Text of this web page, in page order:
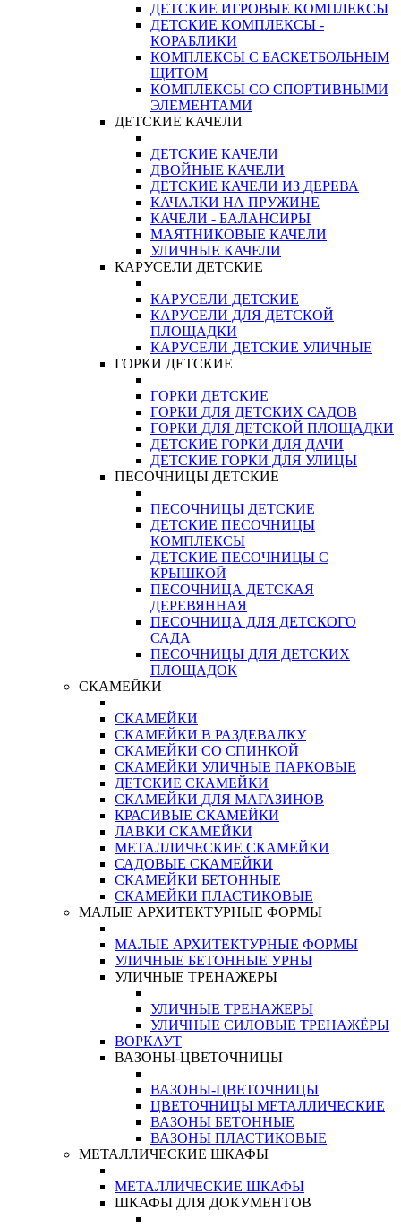
ДЕТСКИЕ ИГРОВЫЕ КОМПЛЕКСЫ
ДЕТСКИЕ КОМПЛЕКСЫ -
КОРАБЛИКИ
КОМПЛЕКСЫ С БАСКЕТБОЛЬНЫМ
ЩИТОМ
КОМПЛЕКСЫ СО СПОРТИВНЫМИ
ЭЛЕМЕНТАМИ
ДЕТСКИЕ КАЧЕЛИ
ДЕТСКИЕ КАЧЕЛИ
ДВОЙНЫЕ КАЧЕЛИ
ДЕТСКИЕ КАЧЕЛИ ИЗ ДЕРЕВА
КАЧАЛКИ НА ПРУЖИНЕ
КАЧЕЛИ - БАЛАНСИРЫ
МАЯТНИКОВЫЕ КАЧЕЛИ
УЛИЧНЫЕ КАЧЕЛИ
КАРУСЕЛИ ДЕТСКИЕ
КАРУСЕЛИ ДЕТСКИЕ
КАРУСЕЛИ ДЛЯ ДЕТСКОЙ
ПЛОЩАДКИ
КАРУСЕЛИ ДЕТСКИЕ УЛИЧНЫЕ
ГОРКИ ДЕТСКИЕ
ГОРКИ ДЕТСКИЕ
ГОРКИ ДЛЯ ДЕТСКИХ САДОВ
ГОРКИ ДЛЯ ДЕТСКОЙ ПЛОЩАДКИ
ДЕТСКИЕ ГОРКИ ДЛЯ ДАЧИ
ДЕТСКИЕ ГОРКИ ДЛЯ УЛИЦЫ
ПЕСОЧНИЦЫ ДЕТСКИЕ
ПЕСОЧНИЦЫ ДЕТСКИЕ
ДЕТСКИЕ ПЕСОЧНИЦЫ
КОМПЛЕКСЫ
ДЕТСКИЕ ПЕСОЧНИЦЫ С
КРЫШКОЙ
ПЕСОЧНИЦА ДЕТСКАЯ
ДЕРЕВЯННАЯ
ПЕСОЧНИЦА ДЛЯ ДЕТСКОГО
САДА
ПЕСОЧНИЦЫ ДЛЯ ДЕТСКИХ
ПЛОЩАДОК
СКАМЕЙКИ
СКАМЕЙКИ
СКАМЕЙКИ В РАЗДЕВАЛКУ
СКАМЕЙКИ СО СПИНКОЙ
СКАМЕЙКИ УЛИЧНЫЕ ПАРКОВЫЕ
ДЕТСКИЕ СКАМЕЙКИ
СКАМЕЙКИ ДЛЯ МАГАЗИНОВ
КРАСИВЫЕ СКАМЕЙКИ
ЛАВКИ СКАМЕЙКИ
МЕТАЛЛИЧЕСКИЕ СКАМЕЙКИ
САДОВЫЕ СКАМЕЙКИ
СКАМЕЙКИ БЕТОННЫЕ
СКАМЕЙКИ ПЛАСТИКОВЫЕ
МАЛЫЕ АРХИТЕКТУРНЫЕ ФОРМЫ
МАЛЫЕ АРХИТЕКТУРНЫЕ ФОРМЫ
УЛИЧНЫЕ БЕТОННЫЕ УРНЫ
УЛИЧНЫЕ ТРЕНАЖЕРЫ
УЛИЧНЫЕ ТРЕНАЖЕРЫ
УЛИЧНЫЕ СИЛОВЫЕ ТРЕНАЖЁРЫ
ВОРКАУТ
ВАЗОНЫ-ЦВЕТОЧНИЦЫ
ВАЗОНЫ-ЦВЕТОЧНИЦЫ
ЦВЕТОЧНИЦЫ МЕТАЛЛИЧЕСКИЕ
ВАЗОНЫ БЕТОННЫЕ
ВАЗОНЫ ПЛАСТИКОВЫЕ
МЕТАЛЛИЧЕСКИЕ ШКАФЫ
МЕТАЛЛИЧЕСКИЕ ШКАФЫ
ШКАФЫ ДЛЯ ДОКУМЕНТОВ